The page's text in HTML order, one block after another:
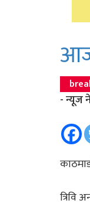
- न्यूज
त्रिवि